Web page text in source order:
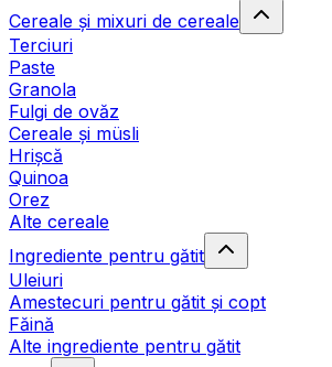
Cereale și mixuri de cereale
Terciuri
Paste
Granola
Fulgi de ovăz
Cereale și müsli
Hrișcă
Quinoa
Orez
Alte cereale
Ingrediente pentru gătit
Uleiuri
Amestecuri pentru gătit și copt
Făină
Alte ingrediente pentru gătit